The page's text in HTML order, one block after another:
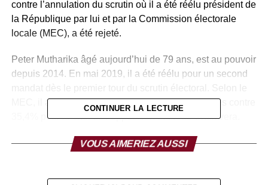
contre l’annulation du scrutin où il a été réélu président de
la République par lui et par la Commission électorale
locale (MEC), a été rejeté.
Peter Mutharika âgé aujourd’hui de 79 ans, est au pouvoir
depuis 2014. En mai 2019, il a été réélu pour un second
MEC, il avait obtenu 38,5% des suffrages exprimés contre
35,4% pour le chef de l’opposition Lazarus Chakwera.
Des résultats qui ont été immédiatement contestés par
CONTINUER LA LECTURE
VOUS AIMERIEZ AUSSI